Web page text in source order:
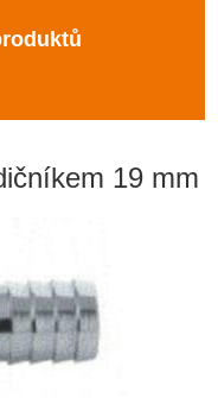
19 mm